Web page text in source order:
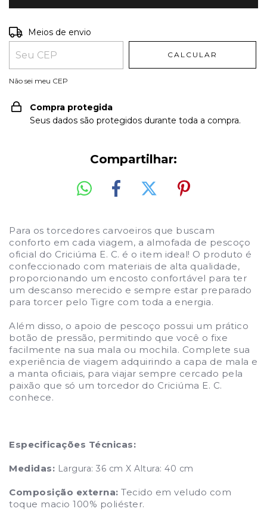
Entregas para o CEP:
Meios de envio
CALCULAR
Não sei meu CEP
Compra protegida
Seus dados são protegidos durante toda a compra.
Compartilhar:
Para os torcedores carvoeiros que buscam
conforto em cada viagem, a almofada de pescoço
oficial do Criciúma E. C. é o item ideal! O produto é
confeccionado com materiais de alta qualidade,
proporcionando um encosto confortável para ter
um descanso merecido e sempre estar preparado
para torcer pelo Tigre com toda a energia.
Além disso, o apoio de pescoço possui um prático
botão de pressão, permitindo que você o fixe
facilmente na sua mala ou mochila. Complete sua
experiência de viagem adquirindo a capa de mala e
a manta oficiais, para viajar sempre cercado pela
paixão que só um torcedor do Criciúma E. C.
conhece.
Especificações Técnicas:
Medidas: Largura: 36 cm X Altura: 40 cm
Composição externa: Tecido em veludo com
toque macio 100% poliéster.